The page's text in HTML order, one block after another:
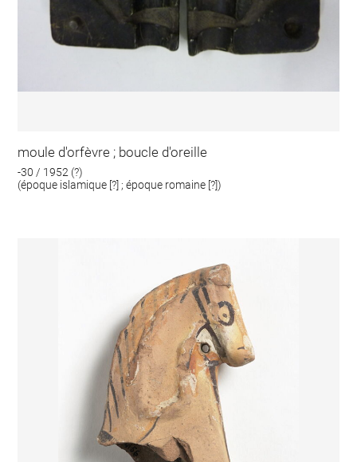
moule d'orfèvre ; boucle d'oreille
-30 / 1952 (?)
(époque islamique [?] ; époque romaine [?])